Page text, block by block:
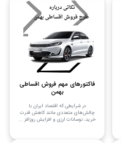
فاکتورهای مهم فروش اقساطی
بهمن
در شرایطی که اقتصاد ایران با
چالش‌های متعددی مانند کاهش قدرت
خرید، نوسانات ارزی و افزایش روزافز ...